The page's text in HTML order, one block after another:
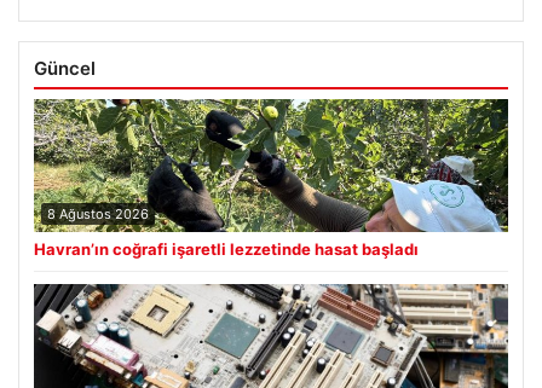
Güncel
8 Ağustos 2026
Havran’ın coğrafi işaretli lezzetinde hasat başladı